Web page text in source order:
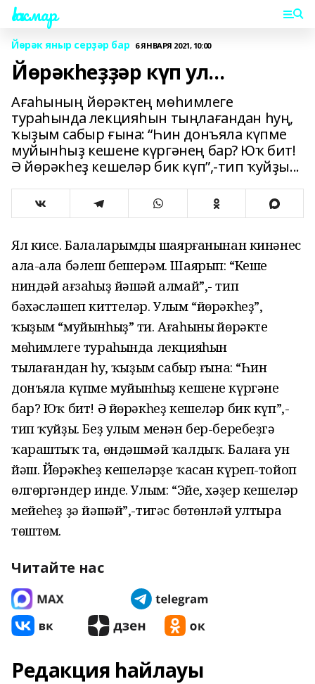
Һаҡмар
Йөрәк яныр серҙәр бар 6 ЯНВАРЯ 2021, 10:00
Йөрәкһеҙҙәр күп ул...
Ағаһының йөрәктең мөһимлеге
тураһында лекцияһын тыңлағандан һуң,
ҡыҙым сабыр ғына: “Һин донъяла күпме
муйынһыҙ кешене күргәнең бар? Юҡ бит!
Ә йөрәкһеҙ кешеләр бик күп”,-тип ҡуйҙы...
Ял кисе. Балаларымдың шаярғанынан кинәнес
ала-ала бәлеш бешерәм. Шаярып: “Кеше
ниндәй ағзаһыҙ йәшәй алмай”,- тип
бәхәсләшеп киттеләр. Улым “йөрәкһеҙ”,
ҡыҙым “муйынһыҙ” ти. Ағаһының йөрәктең
мөһимлеге тураһында лекцияһын
тыңлағандан һуң, ҡыҙым сабыр ғына: “Һин
донъяла күпме муйынһыҙ кешене күргәнең
бар? Юҡ бит! Ә йөрәкһеҙ кешеләр бик күп”,-
тип ҡуйҙы. Беҙ улым менән бер-беребеҙгә
ҡараштыҡ та, өндәшмәй ҡалдыҡ. Балаға ун
йәш. Йөрәкһеҙ кешеләрҙе ҡасан күреп-тойоп
өлгөргәндер инде. Улым: “Эйе, хәҙер кешеләр
мейеһеҙ ҙә йәшәй”,-тигәс бөтөнләй ултыра
төштөм.
Читайте нас
Редакция һайлауы